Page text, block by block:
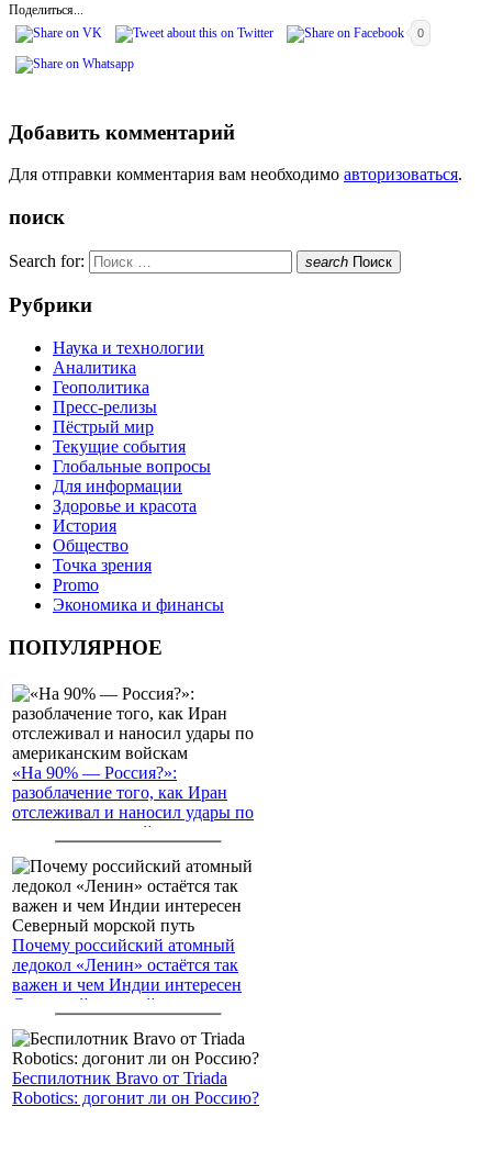
Поделиться...
0
Добавить комментарий
Для отправки комментария вам необходимо авторизоваться.
поиск
Search for: search Поиск
Рубрики
Наука и технологии
Аналитика
Геополитика
Пресс-релизы
Пёстрый мир
Текущие события
Глобальные вопросы
Для информации
Здоровье и красота
История
Общество
Точка зрения
Promo
Экономика и финансы
ПОПУЛЯРНОЕ
«На 90% — Россия?»:
разоблачение того, как Иран
отслеживал и наносил удары по
американским войскам
Почему российский атомный
ледокол «Ленин» остаётся так
важен и чем Индии интересен
Северный морской путь
Беспилотник Bravo от Triada
Robotics: догонит ли он Россию?